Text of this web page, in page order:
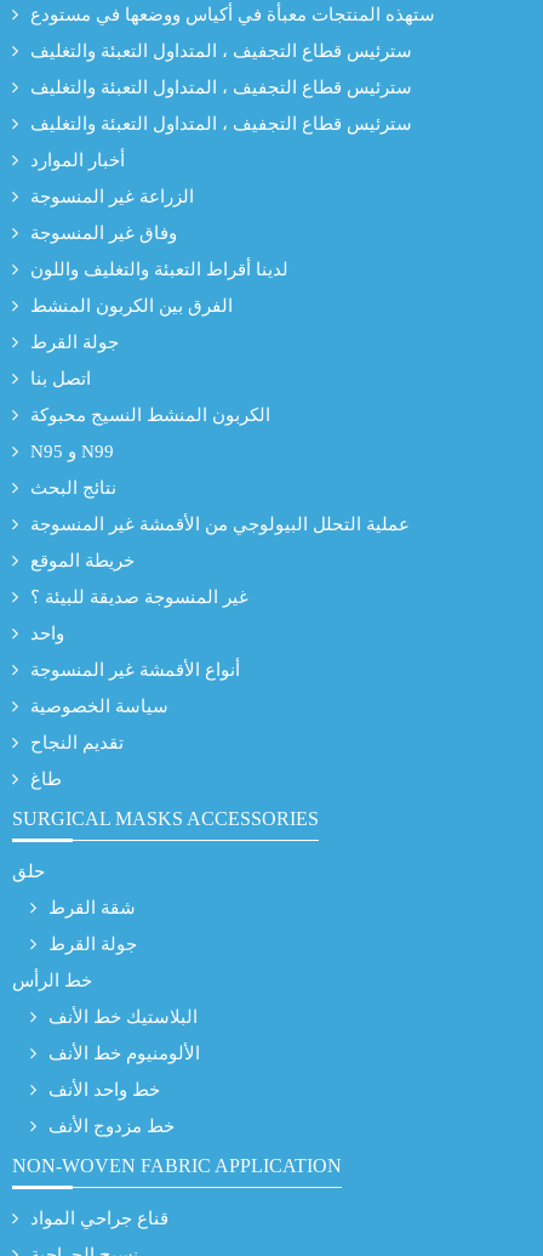
ستهذه المنتجات معبأة في أكياس ووضعها في مستودع
سترئيس قطاع التجفيف ، المتداول التعبئة والتغليف
سترئيس قطاع التجفيف ، المتداول التعبئة والتغليف
سترئيس قطاع التجفيف ، المتداول التعبئة والتغليف
أخبار الموارد
الزراعة غير المنسوجة
وفاق غير المنسوجة
لدينا أقراط التعبئة والتغليف واللون
الفرق بين الكربون المنشط
جولة القرط
اتصل بنا
الكربون المنشط النسيج محبوكة
N95 و N99
نتائج البحث
عملية التحلل البيولوجي من الأقمشة غير المنسوجة
خريطة الموقع
غير المنسوجة صديقة للبيئة ؟
واحد
أنواع الأقمشة غير المنسوجة
سياسة الخصوصية
تقديم النجاح
طاغ
SURGICAL MASKS ACCESSORIES
حلق
شقة القرط
جولة القرط
خط الرأس
البلاستيك خط الأنف
الألومنيوم خط الأنف
خط واحد الأنف
خط مزدوج الأنف
NON-WOVEN FABRIC APPLICATION
قناع جراحي المواد